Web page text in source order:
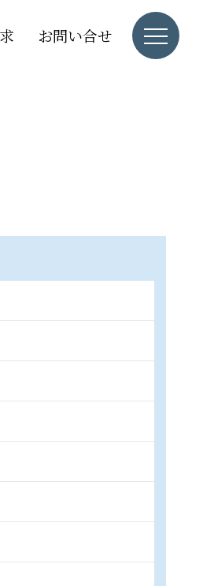
お問い合せ